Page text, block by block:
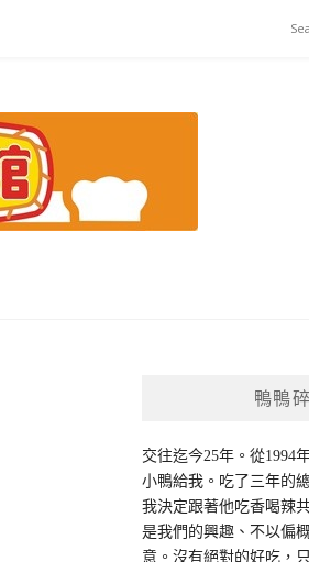
鴨鴨
交往迄今25年。從1994
小鴨給我。吃了三年的
我決定跟著他吃香喝辣
是我們的興趣、不以偏
意。沒有絕對的好吃，